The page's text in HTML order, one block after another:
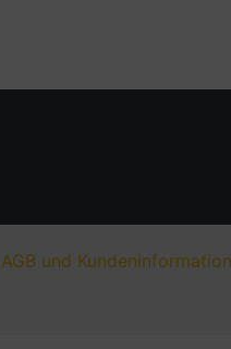
AGB und